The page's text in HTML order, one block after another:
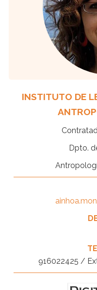
INSTITUTO DE
Dpto.
916022425 /